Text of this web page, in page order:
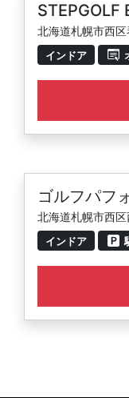
STEPGOLF
北海道札幌市西
インドア
ゴルフパフ
北海道札幌市西
インドア